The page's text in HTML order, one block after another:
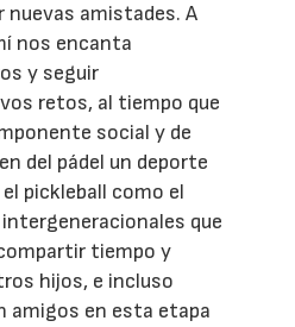
nuevas amistades. A
nos encanta
y seguir
retos, al tiempo que
social y de
del pádel un deporte
pickleball como el
que
tiempo y
hijos, e incluso
amigos en esta etapa